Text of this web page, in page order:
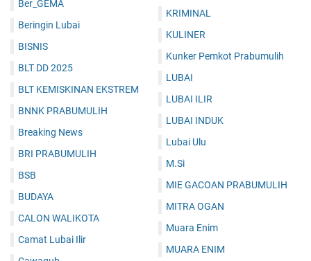
Ber_GEMA
Beringin Lubai
BISNIS
BLT DD 2025
BLT KEMISKINAN EKSTREM
BNNK PRABUMULIH
Breaking News
BRI PRABUMULIH
BSB
BUDAYA
CALON WALIKOTA
Camat Lubai Ilir
KRIMINAL
KULINER
Kunker Pemkot Prabumulih
LUBAI
LUBAI ILIR
LUBAI INDUK
Lubai Ulu
M.Si
MIE GACOAN PRABUMULIH
MITRA OGAN
Muara Enim
MUARA ENIM